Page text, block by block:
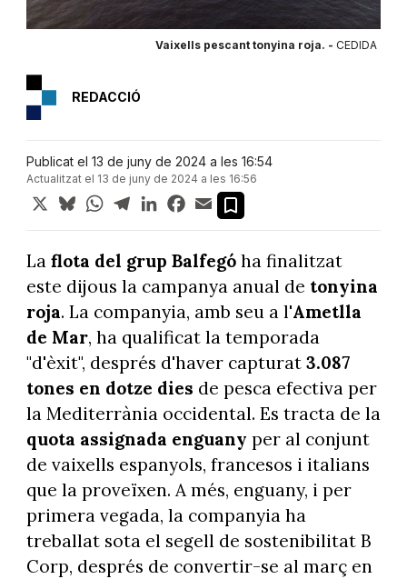
Vaixells pescant tonyina roja. - CEDIDA
REDACCIÓ
Publicat el 13 de juny de 2024 a les 16:54
Actualitzat el 13 de juny de 2024 a les 16:56
X BlueskyWhatsApp
TelegramLinkedInFacebook
Email
La flota del grup Balfegóha finalitzat
este dijous la campanya anual de tonyina
roja. La companyia, amb seu a l'Ametlla
de Mar, ha qualificat la temporada
"d'èxit", després d'haver capturat 3.087
tones en dotze dies de pesca efectiva per
la Mediterrània occidental. Es tracta de la
quota assignada enguany per al conjunt
de vaixells espanyols, francesos i italians
que la proveïxen. A més, enguany, i per
primera vegada, la companyia ha
treballat sota el segell de sostenibilitat B
Corp, després de convertir-se al març en